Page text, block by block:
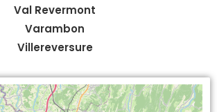
Val Revermont
Varambon
Villereversure